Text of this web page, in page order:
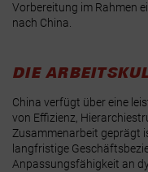
Vorbereitung im Rahmen
nach China.
DIE
China verfügt über eine
von Effizienz,
Zusammenarbeit geprägt
langfristige
Anpassungsfähigkeit an